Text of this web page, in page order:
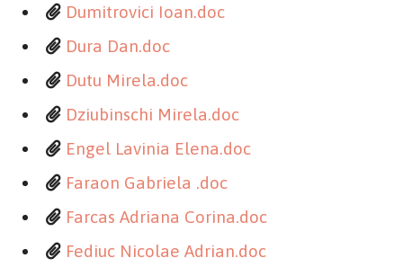
Dumitrovici Ioan.doc
Dura Dan.doc
Dutu Mirela.doc
Dziubinschi Mirela.doc
Engel Lavinia Elena.doc
Faraon Gabriela .doc
Farcas Adriana Corina.doc
Fediuc Nicolae Adrian.doc